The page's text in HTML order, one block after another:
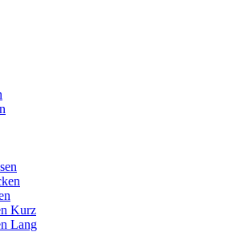
Kurz
Lang